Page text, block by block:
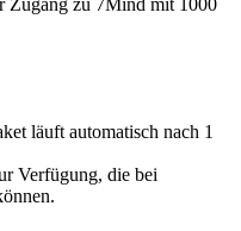
Zugang zu 7Mind mit 1000
läuft automatisch nach 1
Verfügung, die bei